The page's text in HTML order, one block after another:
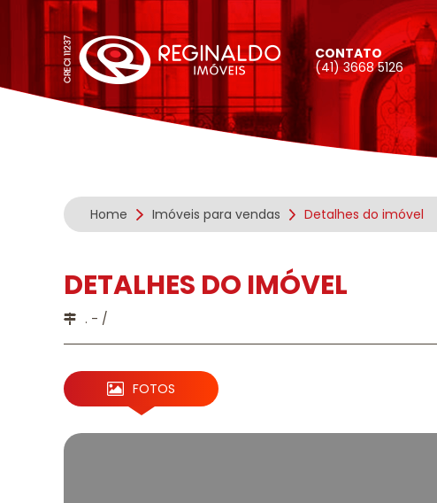
CONTATO
(41) 3668 5126
Home Imóveis para vendas Detalhes do imóvel
DETALHES DO IMÓVEL
. - /
FOTOS